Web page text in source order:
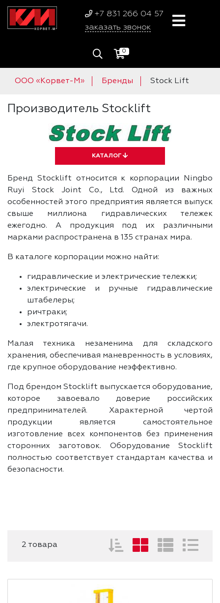
+7 831 266 04 57
заказать звонок
0
ООО «Корвет-М» Бренды Stock Lift
Производитель Stocklift
КАТАЛОГ
Бренд Stocklift относится к корпорации Ningbo
Ruyi Stock Joint Co., Ltd. Одной из важных
особенностей этого предприятия является выпуск
свыше миллиона гидравлических тележек
ежегодно. А продукция под их различными
марками распространена в 135 странах мира.
В каталоге корпорации можно найти:
гидравлические и электрические тележки;
электрические и ручные гидравлические
штабелеры;
ричтраки;
электротягачи.
Малая техника незаменима для складского
хранения, обеспечивая маневренность в условиях,
где крупное оборудование неэффективно.
Под брендом Stocklift выпускается оборудование,
которое завоевало доверие российских
предпринимателей. Характерной чертой
продукции является самостоятельное
изготовление всех компонентов без применения
сторонних заготовок. Оборудование Stocklift
полностью соответствует стандартам качества и
безопасности.
2 товара